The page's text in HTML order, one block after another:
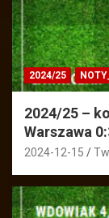
2024/25
2024/25 –
Warszawa
2024-12-15